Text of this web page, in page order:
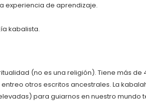
experiencia de aprendizaje.
kabalista.
(no es una religión). Tiene más
otros escritos ancestrales. La
para guiarnos en nuestro mundo